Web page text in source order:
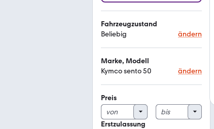
Fahrzeugzustand
Beliebig
ändern
Marke, Modell
Kymco sento 50
ändern
Preis
Erstzulassung